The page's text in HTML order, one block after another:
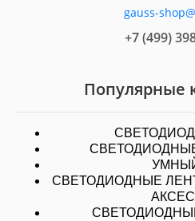
gauss-
+7 (499)
Популярные
СВЕТОДИОДНЫЕ